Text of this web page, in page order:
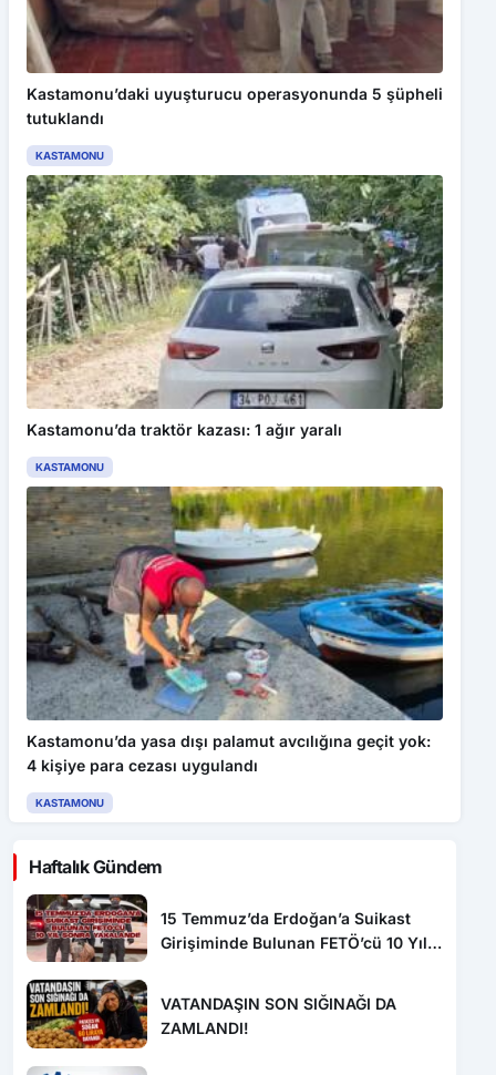
Kastamonu’daki uyuşturucu operasyonunda 5 şüpheli
tutuklandı
KASTAMONU
Kastamonu’da traktör kazası: 1 ağır yaralı
KASTAMONU
Kastamonu’da yasa dışı palamut avcılığına geçit yok:
4 kişiye para cezası uygulandı
KASTAMONU
Haftalık Gündem
15 Temmuz’da Erdoğan’a Suikast
Girişiminde Bulunan FETÖ’cü 10 Yıl
VATANDAŞIN SON SIĞINAĞI DA
ZAMLANDI!